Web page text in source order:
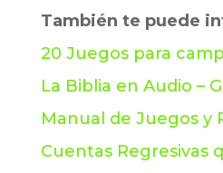
También te puede
20 Juegos para
La Biblia en Audio –
Manual de Juegos y
Cuentas Regresivas